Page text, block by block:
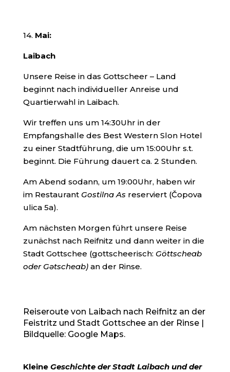
14. Mai:
Laibach
Unsere Reise in das Gottscheer – Land
beginnt nach individueller Anreise und
Quartierwahl in Laibach.
Wir treffen uns um 14:30Uhr in der
Empfangshalle des Best Western Slon Hotel
zu einer Stadtführung, die um 15:00Uhr s.t.
beginnt. Die Führung dauert ca. 2 Stunden.
Am Abend sodann, um 19:00Uhr, haben wir
im Restaurant Gostilna As reserviert (Čopova
ulica 5a).
Am nächsten Morgen führt unsere Reise
zunächst nach Reifnitz und dann weiter in die
Stadt Gottschee (gottscheerisch: Göttscheab
oder Gətscheab) an der Rinse.
Reiseroute von Laibach nach Reifnitz an der
Feistritz und Stadt Gottschee an der Rinse |
Bildquelle: Google Maps.
KleineGeschichte der Stadt Laibach und der